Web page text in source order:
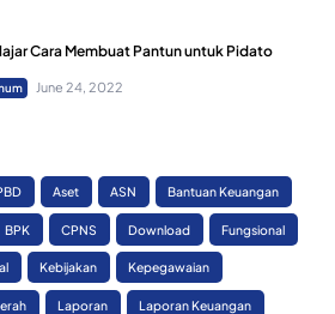
Cara Membuat Pantun untuk Pidato
June 24, 2022
Aset ASN Bantuan Keuangan
BPK CPNS Download Fungsional
Kebijakan Kepegawaian
Laporan Laporan Keuangan